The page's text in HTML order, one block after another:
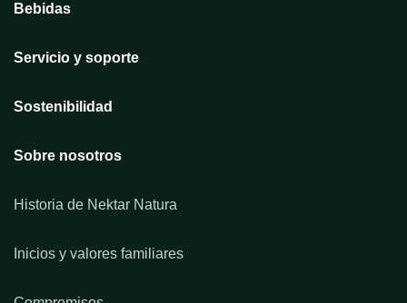
Bebidas
Servicio y soporte
Sostenibilidad
Sobre nosotros
Historia de Nektar Natura
Inicios y valores familiares